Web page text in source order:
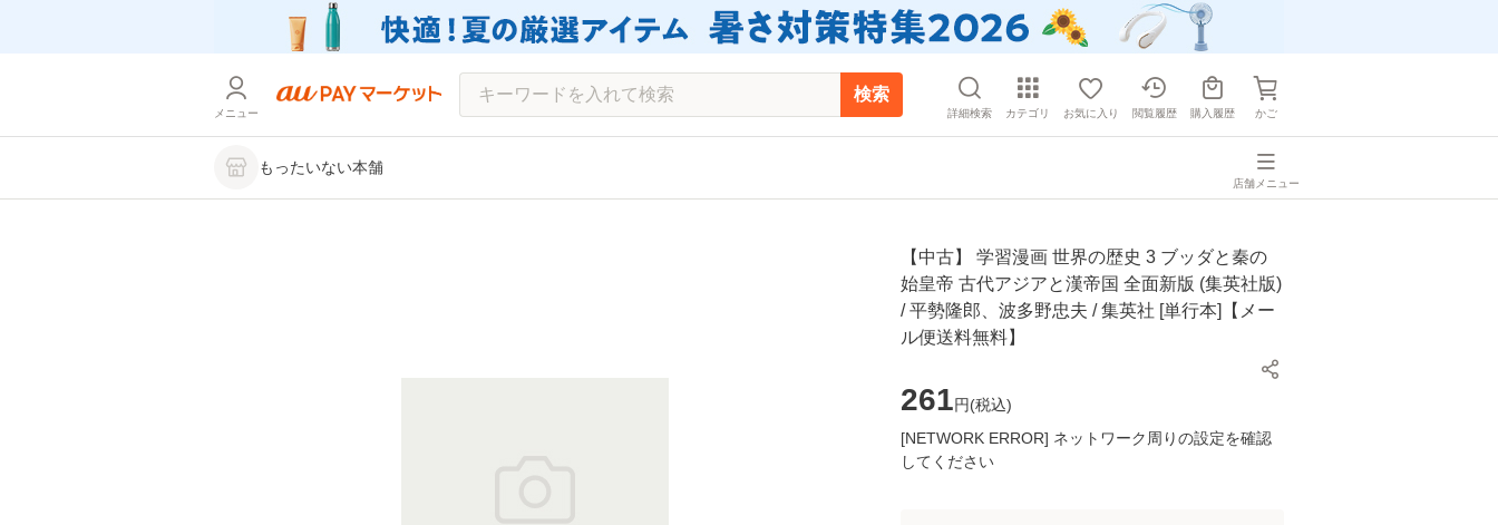
メニュー
検索
詳細検索 カテゴリ お気に入り 閲覧履歴 購入履歴 かご
もったいない本舗
店舗メニュー
【中古】 学習漫画 世界の歴史 3 ブッダと秦の
始皇帝 古代アジアと漢帝国 全面新版 (集英社版)
/ 平勢隆郎、波多野忠夫 / 集英社 [単行本]【メー
ル便送料無料】
261円(税込)
[NETWORK ERROR] ネットワーク周りの設定を確認
してください